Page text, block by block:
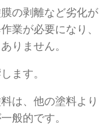
の剥離など劣化が
業が必要になり、
りません。
ます。
は、他の塗料より
般的です。